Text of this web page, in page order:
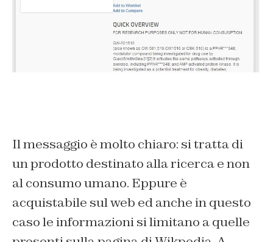
Il messaggio è molto chiaro: si tratta di
un prodotto destinato alla ricerca e non
al consumo umano. Eppure è
acquistabile sul web ed anche in questo
caso le informazioni si limitano a quelle